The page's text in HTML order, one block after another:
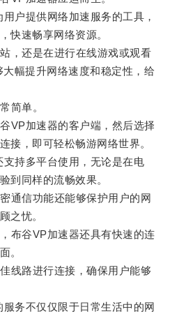
提供网络加速服务的工具，
快速畅享网络资源。
还是在进行在线游戏或观看
幅提升网络速度和稳定性，给
简单。
加速器的客户端，然后选择
接，即可轻松畅游网络世界。
持多平台使用，无论是在电
到同样的流畅效果。
信功能还能够保护用户的网
之忧。
谷VP加速器还具有快速的连
。
路进行连接，确保用户能够
务不仅仅限于日常生活中的网